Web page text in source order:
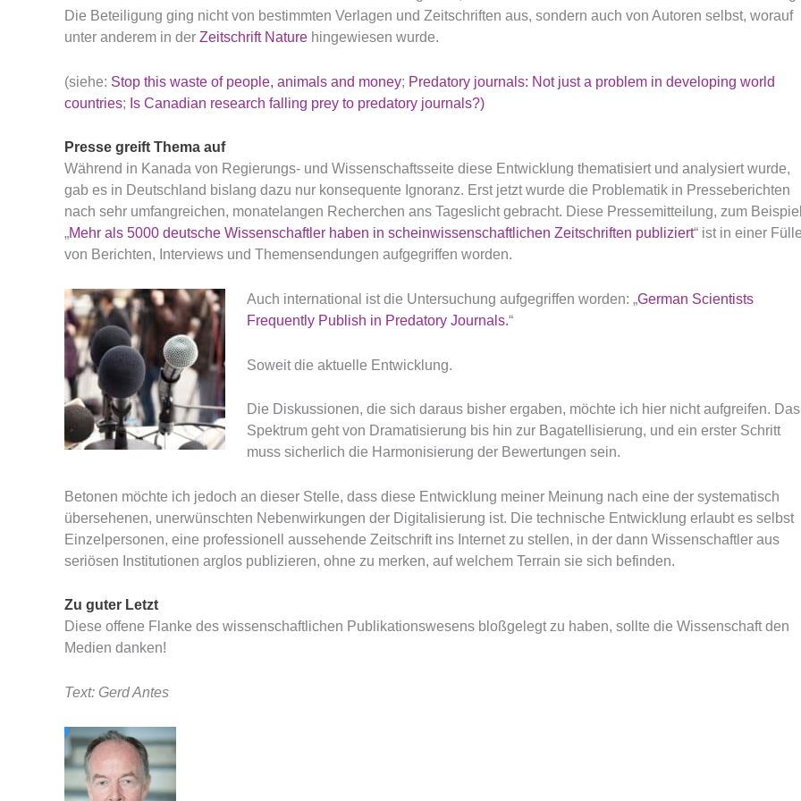
Die Beteiligung ging nicht von bestimmten Verlagen und Zeitschriften aus, sondern auch von Autoren selbst, worauf
unter anderem in der Zeitschrift Nature hingewiesen wurde.
(siehe: Stop this waste of people, animals and money; Predatory journals: Not just a problem in developing world
countries; Is Canadian research falling prey to predatory journals?)
Presse greift Thema auf
Während in Kanada von Regierungs- und Wissenschaftsseite diese Entwicklung thematisiert und analysiert wurde,
gab es in Deutschland bislang dazu nur konsequente Ignoranz. Erst jetzt wurde die Problematik in Presseberichten
nach sehr umfangreichen, monatelangen Recherchen ans Tageslicht gebracht. Diese Pressemitteilung, zum
„Mehr als 5000 deutsche Wissenschaftler haben in scheinwissenschaftlichen Zeitschriften publiziert“ ist in einer
von Berichten, Interviews und Themensendungen aufgegriffen worden.
Auch international ist die Untersuchung aufgegriffen worden: „German Scientists
Frequently Publish in Predatory Journals.“
Soweit die aktuelle Entwicklung.
Die Diskussionen, die sich daraus bisher ergaben, möchte ich hier nicht aufgreifen. Das
Spektrum geht von Dramatisierung bis hin zur Bagatellisierung, und ein erster Schritt
muss sicherlich die Harmonisierung der Bewertungen sein.
Betonen möchte ich jedoch an dieser Stelle, dass diese Entwicklung meiner Meinung nach eine der systematisch
übersehenen, unerwünschten Nebenwirkungen der Digitalisierung ist. Die technische Entwicklung erlaubt es selbst
Einzelpersonen, eine professionell aussehende Zeitschrift ins Internet zu stellen, in der dann Wissenschaftler aus
seriösen Institutionen arglos publizieren, ohne zu merken, auf welchem Terrain sie sich befinden.
Zu guter Letzt
Diese offene Flanke des wissenschaftlichen Publikationswesens bloßgelegt zu haben, sollte die Wissenschaft den
Medien danken!
Text: Gerd Antes